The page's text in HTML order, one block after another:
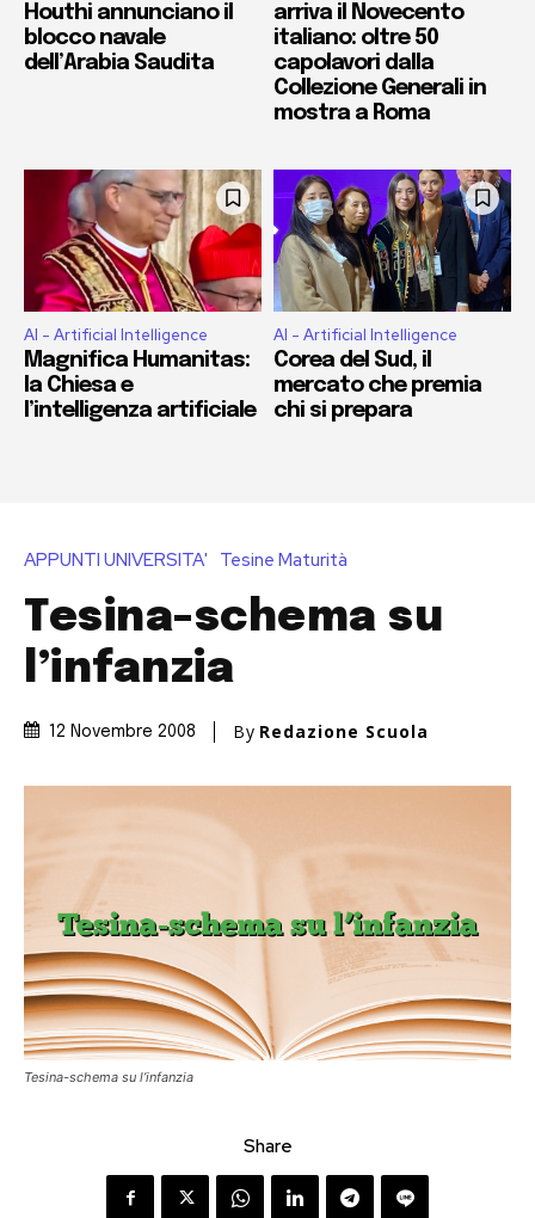
Houthi annunciano il
blocco navale
dell’Arabia Saudita
arriva il Novecento
italiano: oltre 50
capolavori dalla
Collezione Generali in
mostra a Roma
AI - Artificial Intelligence
Magnifica Humanitas:
la Chiesa e
l’intelligenza artificiale
AI - Artificial Intelligence
Corea del Sud, il
mercato che premia
chi si prepara